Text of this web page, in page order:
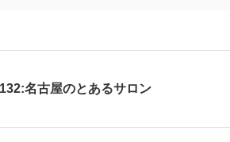
名古屋のとあるサロン